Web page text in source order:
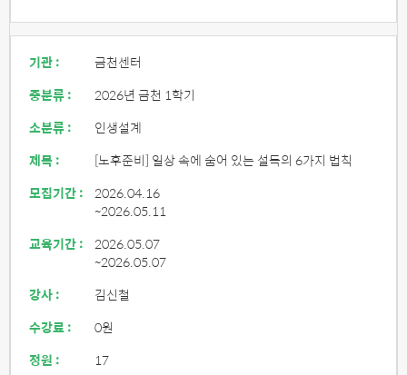
기관 :
금천센터
중분류 :
2026년 금천 1학기
소분류 :
인생설계
제목 :
[노후준비] 일상 속에 숨어 있는 설득의 6가지 법칙
모집기간 : 2026.04.16
~2026.05.11
교육기간 : 2026.05.07
~2026.05.07
강사 :
김신철
수강료 :
0원
정원 :
17